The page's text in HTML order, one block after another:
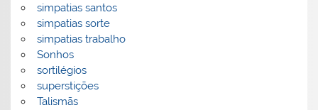
simpatias santos
simpatias sorte
simpatias trabalho
Sonhos
sortilégios
superstições
Talismãs